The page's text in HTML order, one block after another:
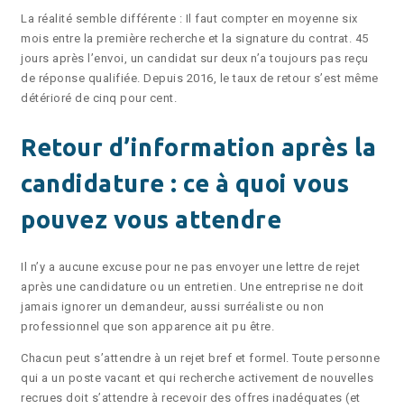
La réalité semble différente : Il faut compter en moyenne six
mois entre la première recherche et la signature du contrat. 45
jours après l’envoi, un candidat sur deux n’a toujours pas reçu
de réponse qualifiée. Depuis 2016, le taux de retour s’est même
détérioré de cinq pour cent.
Retour d’information après la
candidature : ce à quoi vous
pouvez vous attendre
Il n’y a aucune excuse pour ne pas envoyer une lettre de rejet
après une candidature ou un entretien. Une entreprise ne doit
jamais ignorer un demandeur, aussi surréaliste ou non
professionnel que son apparence ait pu être.
Chacun peut s’attendre à un rejet bref et formel. Toute personne
qui a un poste vacant et qui recherche activement de nouvelles
recrues doit s’attendre à recevoir des offres inadéquates (et